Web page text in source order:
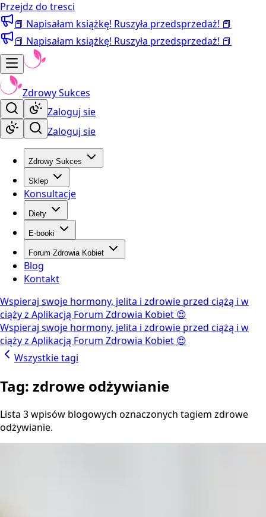
Przejdz do tresci
📕 Napisałam książkę! Ruszyła przedsprzedaż! 📕
📕 Napisałam książkę! Ruszyła przedsprzedaż! 📕
Zdrowy Sukces
Zaloguj sie
Zaloguj sie
Zdrowy Sukces
Sklep
Konsultacje
Diety
E-booki
Forum Zdrowia Kobiet
Blog
Kontakt
Wspieraj swoje hormony, jelita i zdrowie przed ciążą i w
ciąży z Aplikacją Forum Zdrowia Kobiet 😍
Wspieraj swoje hormony, jelita i zdrowie przed ciążą i w
ciąży z Aplikacją Forum Zdrowia Kobiet 😍
Wszystkie tagi
Tag: zdrowe odżywianie
Lista 3 wpisów blogowych oznaczonych tagiem zdrowe
odżywianie.